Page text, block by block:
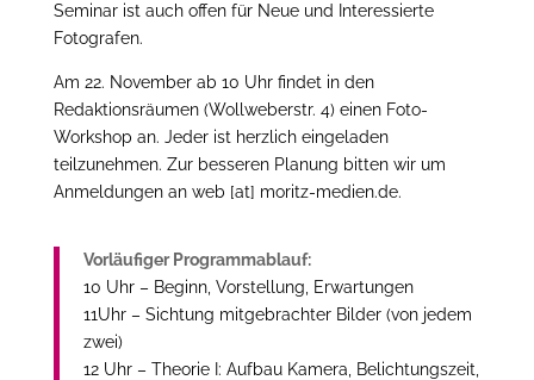
Seminar ist auch offen für Neue und Interessierte
Fotografen.
Am 22. November ab 10 Uhr findet in den
Redaktionsräumen (Wollweberstr. 4) einen Foto-
Workshop an. Jeder ist herzlich eingeladen
teilzunehmen. Zur besseren Planung bitten wir um
Anmeldungen an web [at] moritz-medien.de.
Vorläufiger Programmablauf:
10 Uhr – Beginn, Vorstellung, Erwartungen
11Uhr – Sichtung mitgebrachter Bilder (von jedem
zwei)
12 Uhr – Theorie I: Aufbau Kamera, Belichtungszeit,